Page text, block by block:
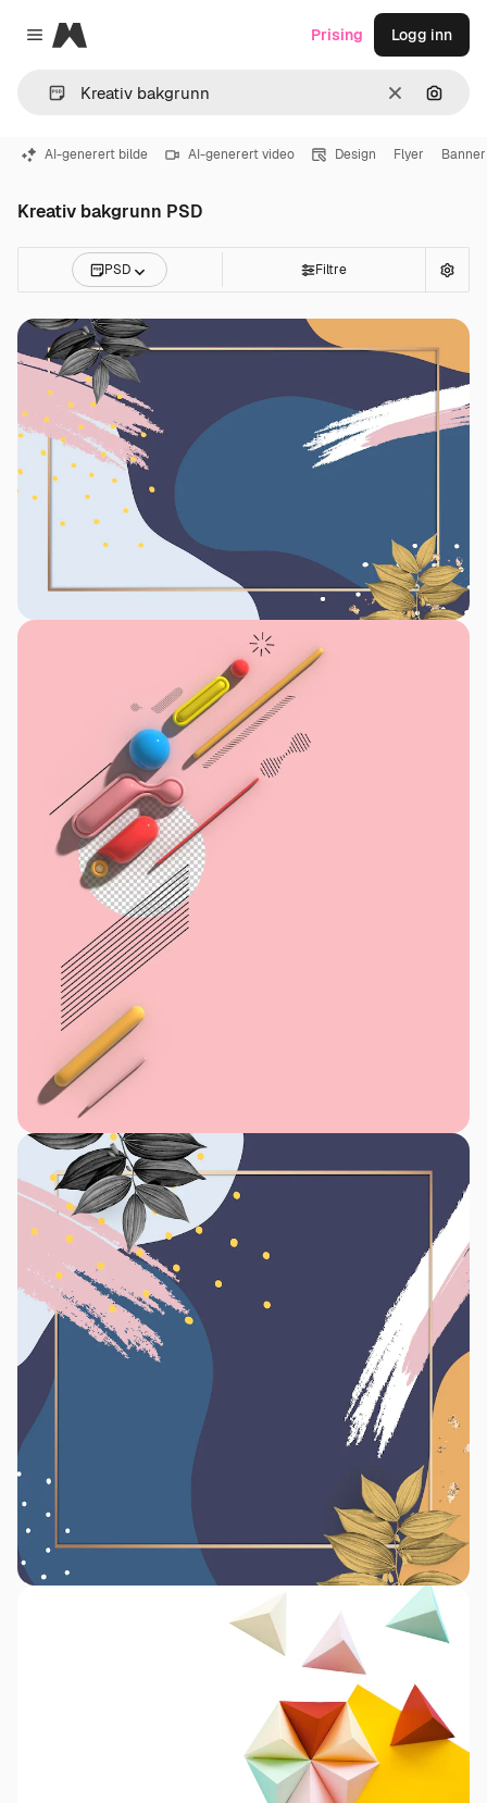
Close menu
Magnific
Slett Søk
Prising Logg inn
AI-generert bilde AI-generert video Design Flyer Banner
Kreativ bakgrunn PSD
PSD Filtre